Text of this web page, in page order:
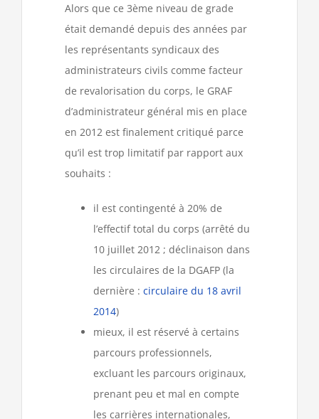
Alors que ce 3ème niveau de grade
était demandé depuis des années par
les représentants syndicaux des
administrateurs civils comme facteur
de revalorisation du corps, le GRAF
d’administrateur général mis en place
en 2012 est finalement critiqué parce
qu’il est trop limitatif par rapport aux
souhaits :
il est contingenté à 20% de
l’effectif total du corps (arrêté du
10 juillet 2012 ; déclinaison dans
les circulaires de la DGAFP (la
dernière : circulaire du 18 avril
2014)
mieux, il est réservé à certains
parcours professionnels,
excluant les parcours originaux,
prenant peu et mal en compte
les carrières internationales,